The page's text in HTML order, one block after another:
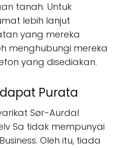
tanah. Untuk
lebih lanjut
yang mereka
menghubungi mereka
yang disediakan.
Purata
Sør-Aurdal
Sa tidak mempunyai
Oleh itu, tiada